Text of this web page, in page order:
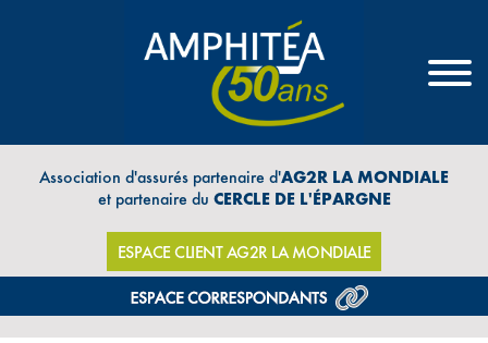
Association d'assurés partenaire d'AG2R LA MONDIALE
et partenaire du CERCLE DE L'ÉPARGNE
ESPACE CLIENT AG2R LA MONDIALE